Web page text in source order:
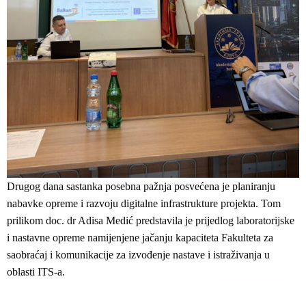
Drugog dana sastanka posebna pažnja posvećena je planiranju
nabavke opreme i razvoju digitalne infrastrukture projekta. Tom
prilikom doc. dr Adisa Medić predstavila je prijedlog laboratorijske
i nastavne opreme namijenjene jačanju kapaciteta Fakulteta za
saobraćaj i komunikacije za izvođenje nastave i istraživanja u
oblasti ITS-a.